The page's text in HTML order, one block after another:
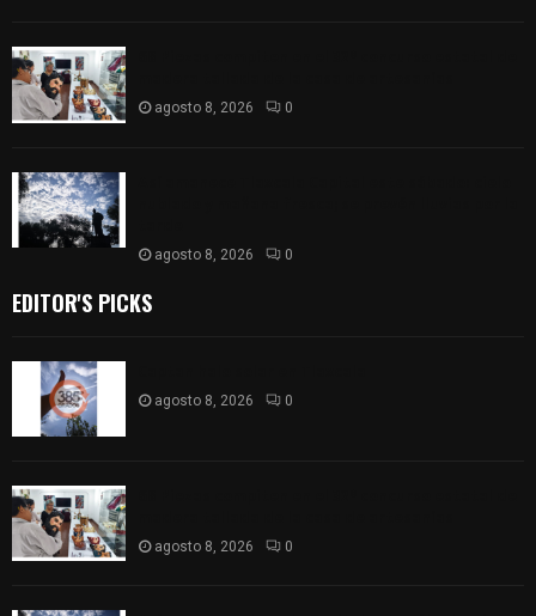
agosto 8, 2026 0
agosto 8, 2026 0
EDITOR'S PICKS
agosto 8, 2026 0
agosto 8, 2026 0